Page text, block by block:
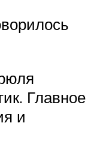
Главное
и